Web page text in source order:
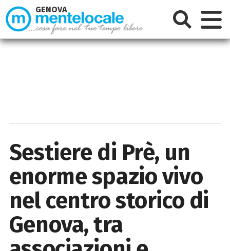
Sestiere di Prè, un
enorme spazio vivo
nel centro storico di
Genova, tra
GENOVA